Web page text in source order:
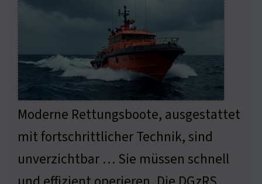
Moderne Rettungsboote, ausgestattet
mit fortschrittlicher Technik, sind
unverzichtbar … Sie müssen schnell